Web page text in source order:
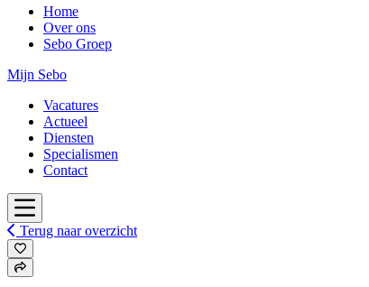
Home
Over ons
Sebo Groep
Mijn Sebo
Vacatures
Actueel
Diensten
Specialismen
Contact
Terug naar overzicht